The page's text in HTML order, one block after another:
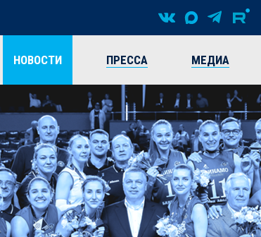
НОВОСТИ ПРЕССА МЕДИА